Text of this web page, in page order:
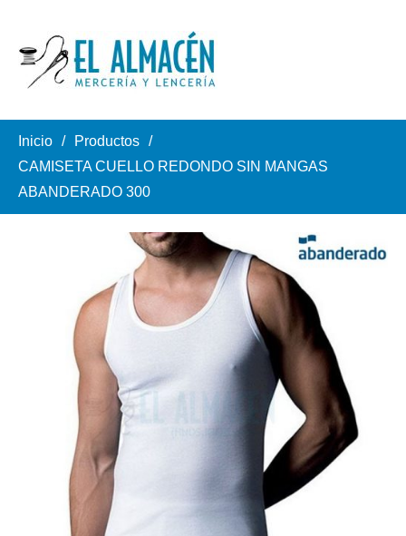
Inicio
Productos
CAMISETA CUELLO REDONDO SIN MANGAS
ABANDERADO 300